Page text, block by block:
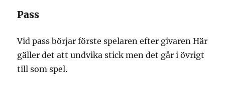
Pass
Vid pass börjar förste spelaren efter givaren Här
gäller det att undvika stick men det går i övrigt
till som spel.